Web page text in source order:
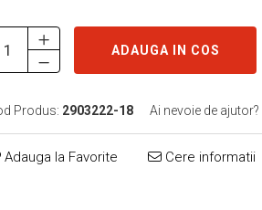
ADAUGA IN COS
Produs: 2903222-18 Ai nevoie de ajutor?
Adauga la Favorite Cere informatii